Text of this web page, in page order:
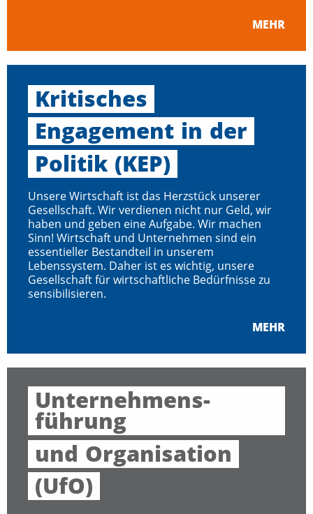
MEHR
Kritisches
Engagement in der
Politik (KEP)
Unsere Wirtschaft ist das Herzstück unserer
Gesellschaft. Wir verdienen nicht nur Geld, wir
haben und geben eine Aufgabe. Wir machen
Sinn! Wirtschaft und Unternehmen sind ein
essentieller Bestandteil in unserem
Lebenssystem. Daher ist es wichtig, unsere
Gesellschaft für wirtschaftliche Bedürfnisse zu
sensibilisieren.
MEHR
Unternehmens-
führung
und Organisation
(UfO)